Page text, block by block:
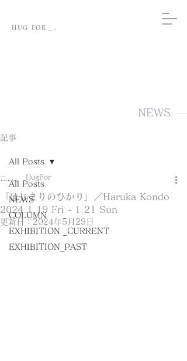
HUG FOR＿.
NEWS
記事
All Posts
NEWS
COLUMN
EXHIBITION _CURRENT
EXHIBITION_PAST
All Posts
「はじまりのひかり」／Haruka Kondo
2024.1.19 Fri - 1.21 Sun
HugFor
更新日： 2024年5月29日